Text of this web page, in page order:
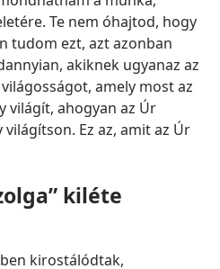
Te nem óhajtod, hogy
tudom ezt, azt azonban
akiknek ugyanaz az
amely most az
világít, ahogyan az Úr
Ez az, amit az Úr
kiléte
kirostálódtak,